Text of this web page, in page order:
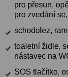
pro přesun,
pro zvedání
schodolez,
toaletní židle,
nástavec na
SOS tlačítko,